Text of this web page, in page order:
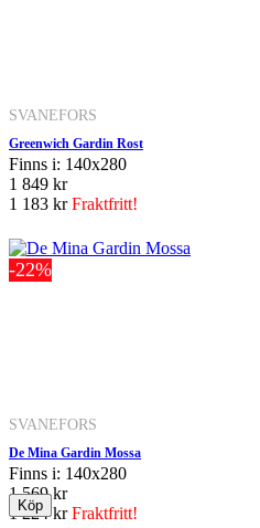
SVANEFORS
Greenwich Gardin Rost
Finns i: 140x280
1 849 kr
1 183 krFraktfritt!
-22%
SVANEFORS
De Mina Gardin Mossa
Finns i: 140x280
1 569 kr
1 224 krFraktfritt!